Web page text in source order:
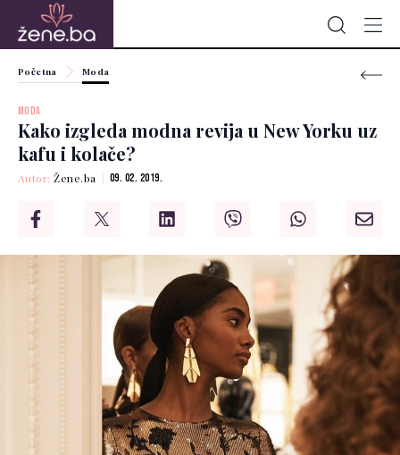
Početna Moda
MODA
Kako izgleda modna revija u New Yorku uz
kafu i kolače?
Autor:Žene.ba 09. 02. 2019.